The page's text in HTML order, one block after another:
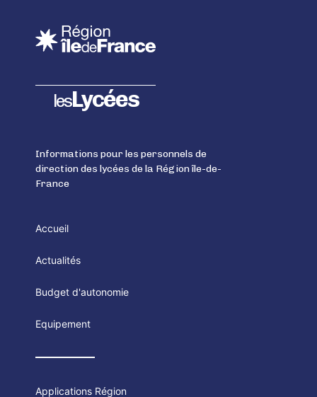
lesLycées
Informations pour les personnels de
direction des lycées de la Région île-de-
France
Accueil
Actualités
Budget d'autonomie
Equipement
Applications Région